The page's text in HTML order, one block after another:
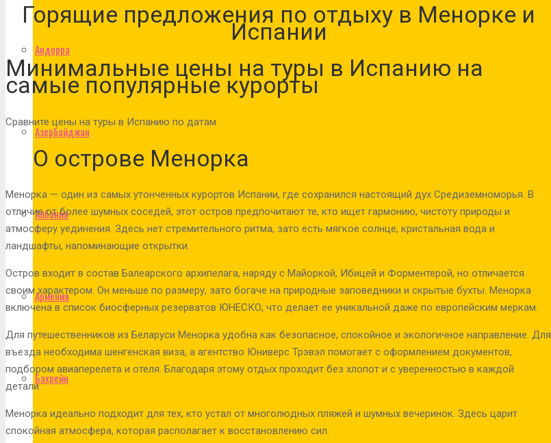
Андорра
Азербайджан
Албания
Армения
Бахрейн
Горящие предложения по отдыху в Менорке и
Испании
Минимальные цены на туры в Испанию на
самые популярные курорты
Сравните цены на туры в Испанию по датам
О острове Менорка
Менорка — один из самых утонченных курортов Испании, где сохранился настоящий дух Средиземноморья. В
отличие от более шумных соседей, этот остров предпочитают те, кто ищет гармонию, чистоту природы и
атмосферу уединения. Здесь нет стремительного ритма, зато есть мягкое солнце, кристальная вода и
ландшафты, напоминающие открытки.
Остров входит в состав Балеарского архипелага, наряду с Майоркой, Ибицей и Форментерой, но отличается
своим характером. Он меньше по размеру, зато богаче на природные заповедники и скрытые бухты. Менорка
включена в список биосферных резерватов ЮНЕСКО, что делает ее уникальной даже по европейским меркам.
Для путешественников из Беларуси Менорка удобна как безопасное, спокойное и экологичное направление. Для
въезда необходима шенгенская виза, а агентство Юниверс Трэвэл помогает с оформлением документов,
подбором авиаперелета и отеля. Благодаря этому отдых проходит без хлопот и с уверенностью в каждой
детали.
Менорка идеально подходит для тех, кто устал от многолюдных пляжей и шумных вечеринок. Здесь царит
спокойная атмосфера, которая располагает к восстановлению сил.